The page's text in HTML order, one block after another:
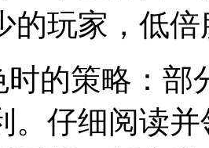
的玩家，低
时的策略：
。仔细阅读